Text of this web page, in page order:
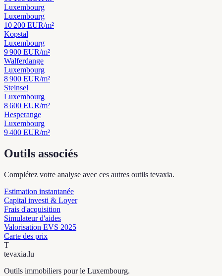
Luxembourg
Luxembourg
10 200 EUR/m²
Kopstal
Luxembourg
9 900 EUR/m²
Walferdange
Luxembourg
8 900 EUR/m²
Steinsel
Luxembourg
8 600 EUR/m²
Hesperange
Luxembourg
9 400 EUR/m²
Outils associés
Complétez votre analyse avec ces autres outils tevaxia.
Estimation instantanée
Capital investi & Loyer
Frais d'acquisition
Simulateur d'aides
Valorisation EVS 2025
Carte des prix
T
tevaxia.lu
Outils immobiliers pour le Luxembourg.